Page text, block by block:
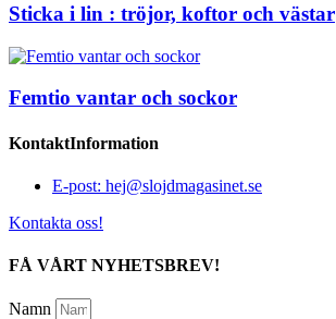
Sticka i lin : tröjor, koftor och västar
Femtio vantar och sockor
KontaktInformation
E-post: hej@slojdmagasinet.se
Kontakta oss!
FÅ VÅRT NYHETSBREV!
Namn